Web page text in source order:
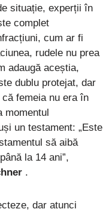
situație, experții în
complet
cum ar fi
rudele nu prea
adaugă aceștia,
dublu protejat, dar
femeia nu era în
momentul
un testament: „Este
să aibă
la 14 ani”,
.
dar atunci